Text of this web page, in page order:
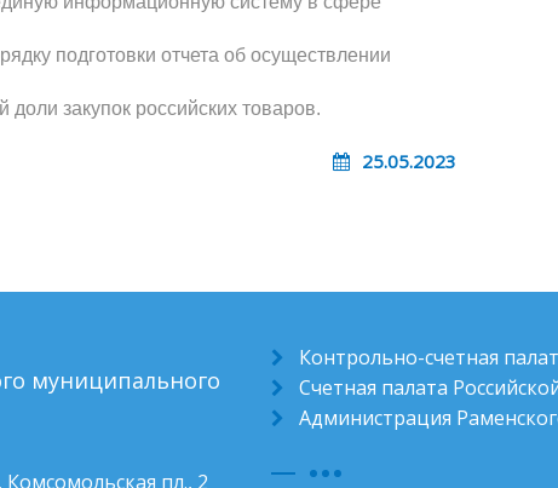
подготовки отчета об осуществлении
закупок российских товаров.
25.05.2023
муниципального
пл., 2
Контрольно-счетная
Счетная палата
Администрация